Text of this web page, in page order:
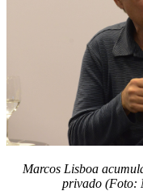
Marcos Lisboa
privado (Foto: